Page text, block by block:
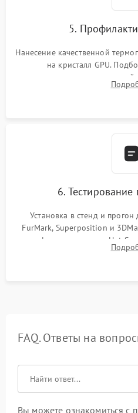
5.
Нанесение качественной
на кристалл GPU.
термопрокладок
питания. Монтаж радиатора
6.
Установка в стенд и прогон
FurMark, Superposition и
графического чипа и Hot
артефактов изображения,
FAQ. Ответы на
Вы можете ознакомиться с